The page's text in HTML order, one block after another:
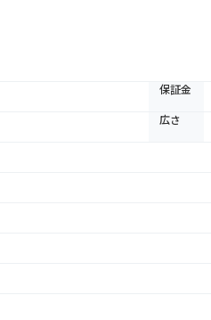
保証金
広さ